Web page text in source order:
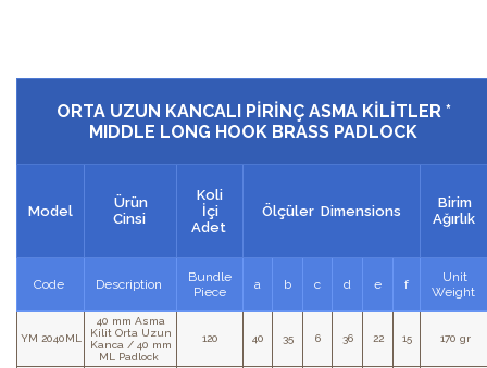
ORTA UZUN KANCALI PİRİNÇ ASMA KİLİTLER *
MIDDLE LONG HOOK BRASS PADLOCK
Model
Ürün
Cinsi
Koli
İçi
Adet
Ölçüler Dimensions
Birim
Ağırlık
Code Description
Bundle
Piece
a b c d e f
Unit
Weight
YM 2040ML
40 mm Asma
Kilit Orta Uzun
Kanca / 40 mm
ML Padlock
120 40 35 6 36 22 15 170 gr